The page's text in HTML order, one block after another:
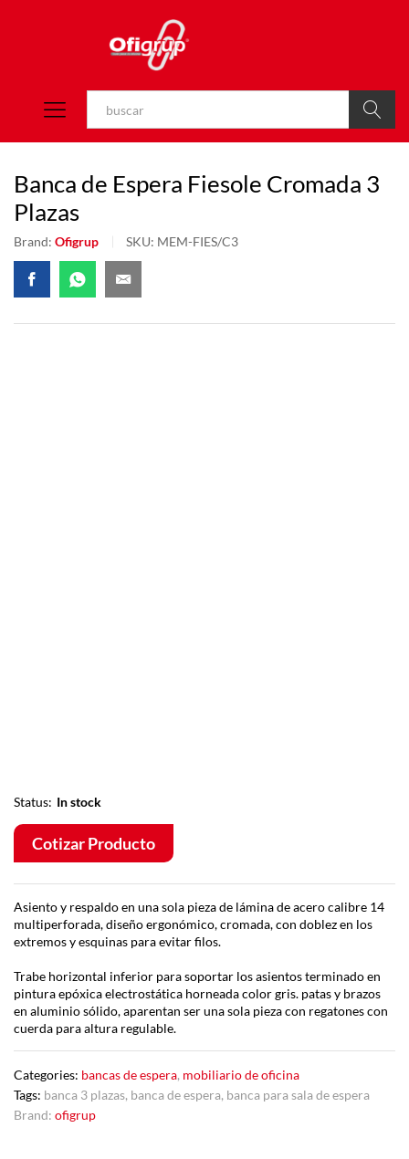
Buscar
Banca de Espera Fiesole Cromada 3
Plazas
Brand: Ofigrup SKU: MEM-FIES/C3
Status: In stock
Cotizar Producto
Asiento y respaldo en una sola pieza de lámina de acero calibre 14
multiperforada, diseño ergonómico, cromada, con doblez en los
extremos y esquinas para evitar filos.
Trabe horizontal inferior para soportar los asientos terminado en
pintura epóxica electrostática horneada color gris. patas y brazos
en aluminio sólido, aparentan ser una sola pieza con regatones con
cuerda para altura regulable.
Categories: bancas de espera, mobiliario de oficina
Tags: banca 3 plazas, banca de espera, banca para sala de espera
Brand: ofigrup